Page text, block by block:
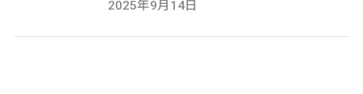
2025年9月14日